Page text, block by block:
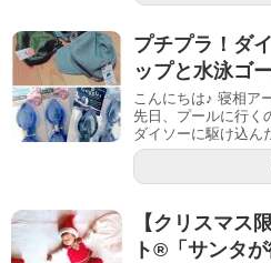
プチプラ！ダ
ップと水泳ゴ
こんにちは♪ 寝相ア
先日、プールに行く
ダイソーに駆け込ん
【クリスマス
ト®「サンタ